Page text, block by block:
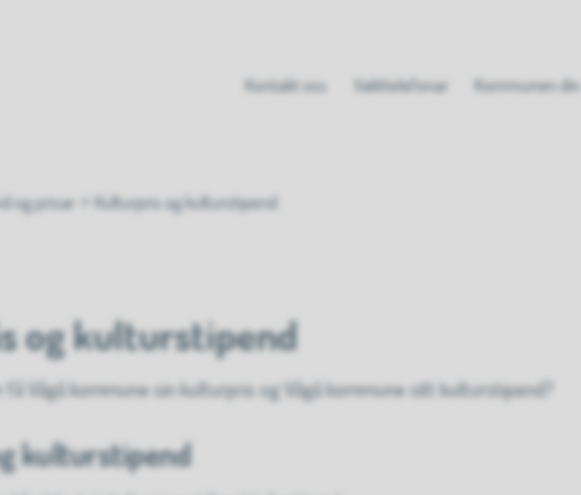
Kontakt oss Vakttelefonar Kommunen din
og prisar Kulturpris og kulturstipend
og kulturstipend
få Vågå kommune sin kulturpris og Vågå kommune sitt kulturstipend?
kulturstipend